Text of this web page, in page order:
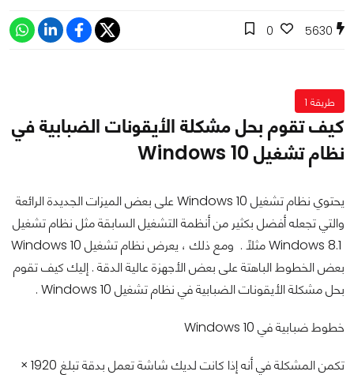
5630
0
طريقة 1
كيف تقوم بحل مشكلة الأيقونات الضبابية في
نظام تشغيل Windows 10
يحتوي نظام تشغيل Windows 10 على بعض الميزات الجديدة الرائعة
والتي تجعله أفضل بكثير من أنظمة التشغيل السابقة مثل نظام تشغيل
Windows 8.1 مثلاً . ومع ذلك ، يعرض نظام تشغيل Windows 10
بعض الخطوط الباهتة على بعض الأجهزة عالية الدقة . إليك كيف تقوم
بحل مشكلة الأيقونات الضبابية في نظام تشغيل Windows 10 .
خطوط ضبابية في Windows 10
تكمن المشكلة في أنه إذا كانت لديك شاشة تعمل بدقة تبلغ 1920 ×